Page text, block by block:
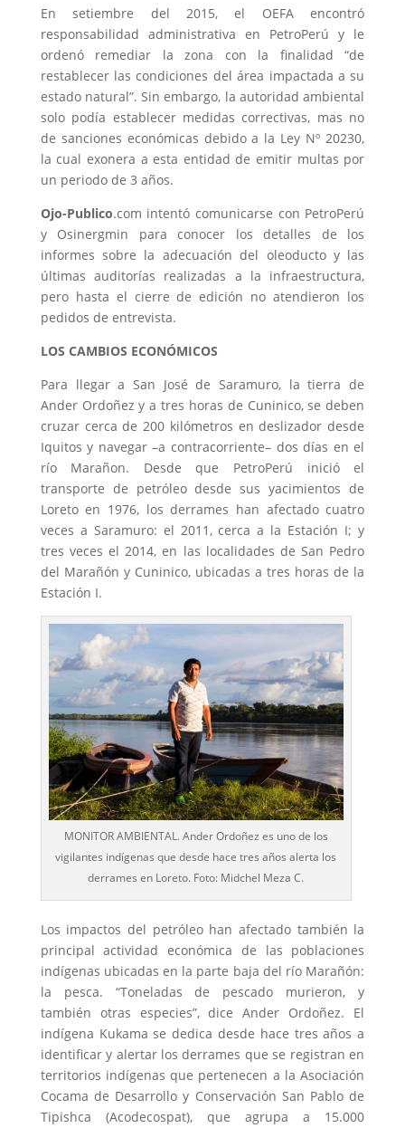
En setiembre del 2015, el OEFA encontró
responsabilidad administrativa en PetroPerú y le
ordenó remediar la zona con la finalidad “de
restablecer las condiciones del área impactada a su
estado natural”. Sin embargo, la autoridad ambiental
solo podía establecer medidas correctivas, mas no
de sanciones económicas debido a la Ley Nº 20230,
la cual exonera a esta entidad de emitir multas por
un periodo de 3 años.
Ojo-Publico.com intentó comunicarse con PetroPerú
y Osinergmin para conocer los detalles de los
informes sobre la adecuación del oleoducto y las
últimas auditorías realizadas a la infraestructura,
pero hasta el cierre de edición no atendieron los
pedidos de entrevista.
LOS CAMBIOS ECONÓMICOS
Para llegar a San José de Saramuro, la tierra de
Ander Ordoñez y a tres horas de Cuninico, se deben
cruzar cerca de 200 kilómetros en deslizador desde
Iquitos y navegar –a contracorriente– dos días en el
río Marañon. Desde que PetroPerú inició el
transporte de petróleo desde sus yacimientos de
Loreto en 1976, los derrames han afectado cuatro
veces a Saramuro: el 2011, cerca a la Estación I; y
tres veces el 2014, en las localidades de San Pedro
del Marañón y Cuninico, ubicadas a tres horas de la
Estación I.
MONITOR AMBIENTAL. Ander Ordoñez es uno de los
vigilantes indígenas que desde hace tres años alerta los
derrames en Loreto. Foto: Midchel Meza C.
Los impactos del petróleo han afectado también la
principal actividad económica de las poblaciones
indígenas ubicadas en la parte baja del río Marañón:
la pesca. “Toneladas de pescado murieron, y
también otras especies”, dice Ander Ordoñez. El
indígena Kukama se dedica desde hace tres años a
identificar y alertar los derrames que se registran en
territorios indígenas que pertenecen a la Asociación
Cocama de Desarrollo y Conservación San Pablo de
Tipishca (Acodecospat), que agrupa a 15.000